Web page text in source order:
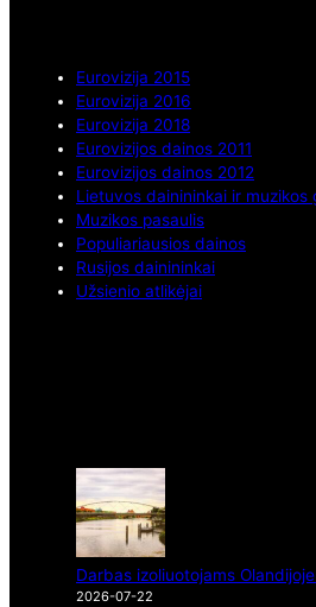
Eurovizija 2015
Eurovizija 2016
Eurovizija 2018
Eurovizijos dainos 2011
Eurovizijos dainos 2012
Lietuvos dainininkai ir muzikos
Muzikos pasaulis
Populiariausios dainos
Rusijos dainininkai
Užsienio atlikėjai
Darbas izoliuotojams
2026-07-22